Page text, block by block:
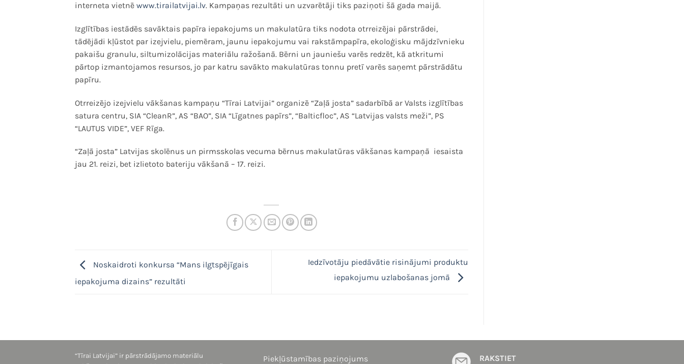
interneta vietnē www.tirailatvijai.lv. Kampaņas rezultāti un uzvarētāji tiks paziņoti šā gada maijā.
Izglītības iestādēs savāktais papīra iepakojums un makulatūra tiks nodota otrreizējai pārstrādei,
tādējādi kļūstot par izejvielu, piemēram, jaunu iepakojumu vai rakstāmpapīra, ekoloģisku mājdzīvnieku
pakaišu granulu, siltumizolācijas materiālu ražošanā. Bērni un jauniešu varēs redzēt, kā atkritumi
pārtop izmantojamos resursos, jo par katru savākto makulatūras tonnu pretī varēs saņemt pārstrādātu
papīru.
Otrreizējo izejvielu vākšanas kampaņu “Tīrai Latvijai” organizē “Zaļā josta” sadarbībā ar Valsts izglītības
satura centru, SIA “CleanR”, AS “BAO”, SIA “Līgatnes papīrs”, “Balticfloc”, AS “Latvijas valsts meži”, PS
“LAUTUS VIDE”, VEF Rīga.
“Zaļā josta” Latvijas skolēnus un pirmsskolas vecuma bērnus makulatūras vākšanas kampaņā iesaista
jau 21. reizi, bet izlietoto bateriju vākšanā – 17. reizi.
Noskaidroti konkursa “Mans ilgtspējīgais
iepakojuma dizains” rezultāti
Iedzīvotāju piedāvātie risinājumi produktu
iepakojumu uzlabošanas jomā
“Tīrai Latvijai” ir pārstrādājamo materiālu
Piekļūstamības paziņojums RAKSTIET